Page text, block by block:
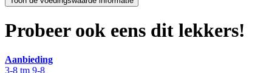
Probeer ook eens dit lekkers!
Aanbieding
3-8 tm 9-8